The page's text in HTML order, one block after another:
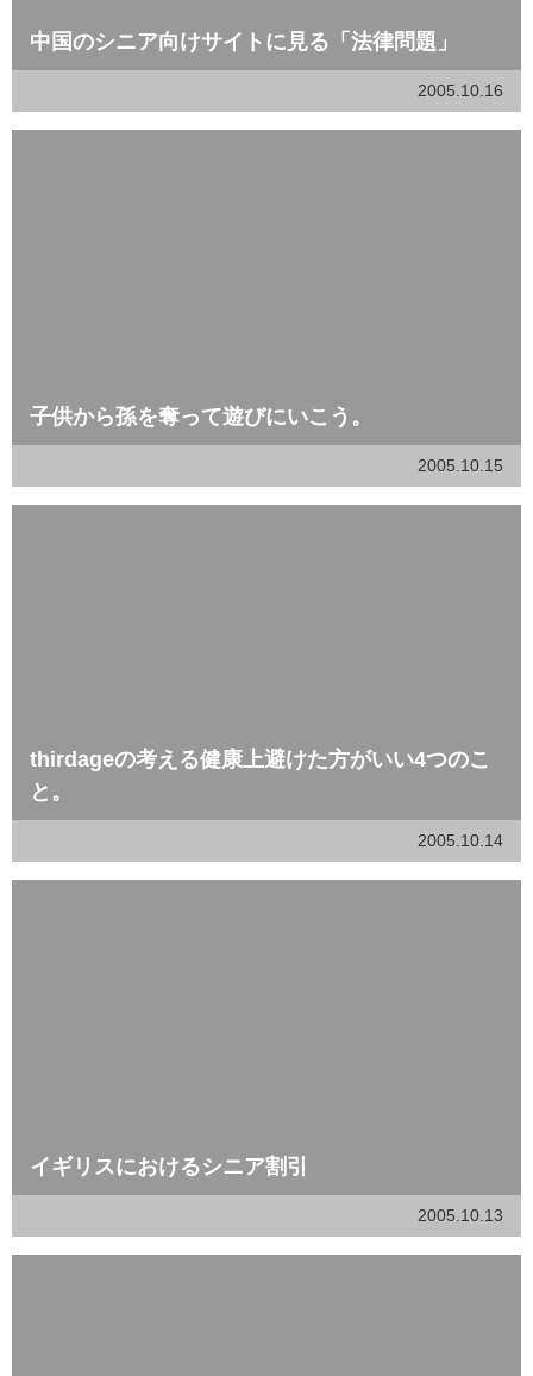
中国のシニア向けサイトに見る「法律問題」
2005.10.16
子供から孫を奪って遊びにいこう。
2005.10.15
thirdageの考える健康上避けた方がいい4つのこ
と。
2005.10.14
イギリスにおけるシニア割引
2005.10.13